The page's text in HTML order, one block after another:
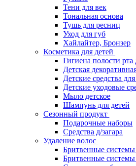
Тени для век
Тональная основа
Тушь для ресниц
Уход для губ
Хайлайтер, Бронзер
Косметика для детей
Гигиена полости рта
Детская
Детские средства
Детские уходовые
Мыло детское
Шампунь для детей
Сезонный продукт
Подарочные наборы
Средства д/загара
Удаление волос
Бритвенные
Бритвенные